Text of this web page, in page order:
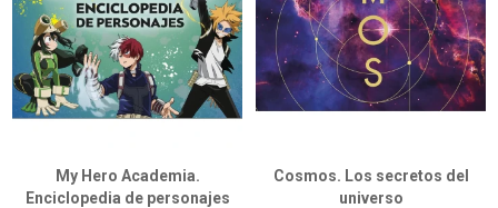
My Hero Academia.
Enciclopedia de personajes
Cosmos. Los secretos del
universo